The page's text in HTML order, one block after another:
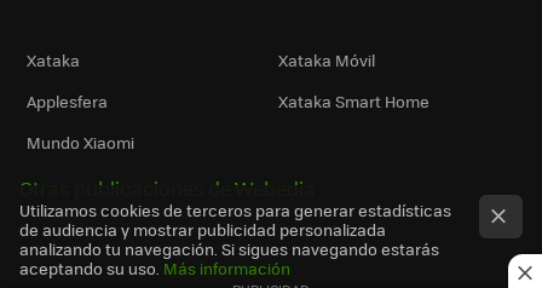
Xataka
Xataka Móvil
Applesfera
Xataka Smart Home
Mundo Xiaomi
Otras publicaciones de Webedia
Utilizamos cookies de terceros para generar estadísticas
de audiencia y mostrar publicidad personalizada
analizando tu navegación. Si sigues navegando estarás
aceptando su uso. Más información